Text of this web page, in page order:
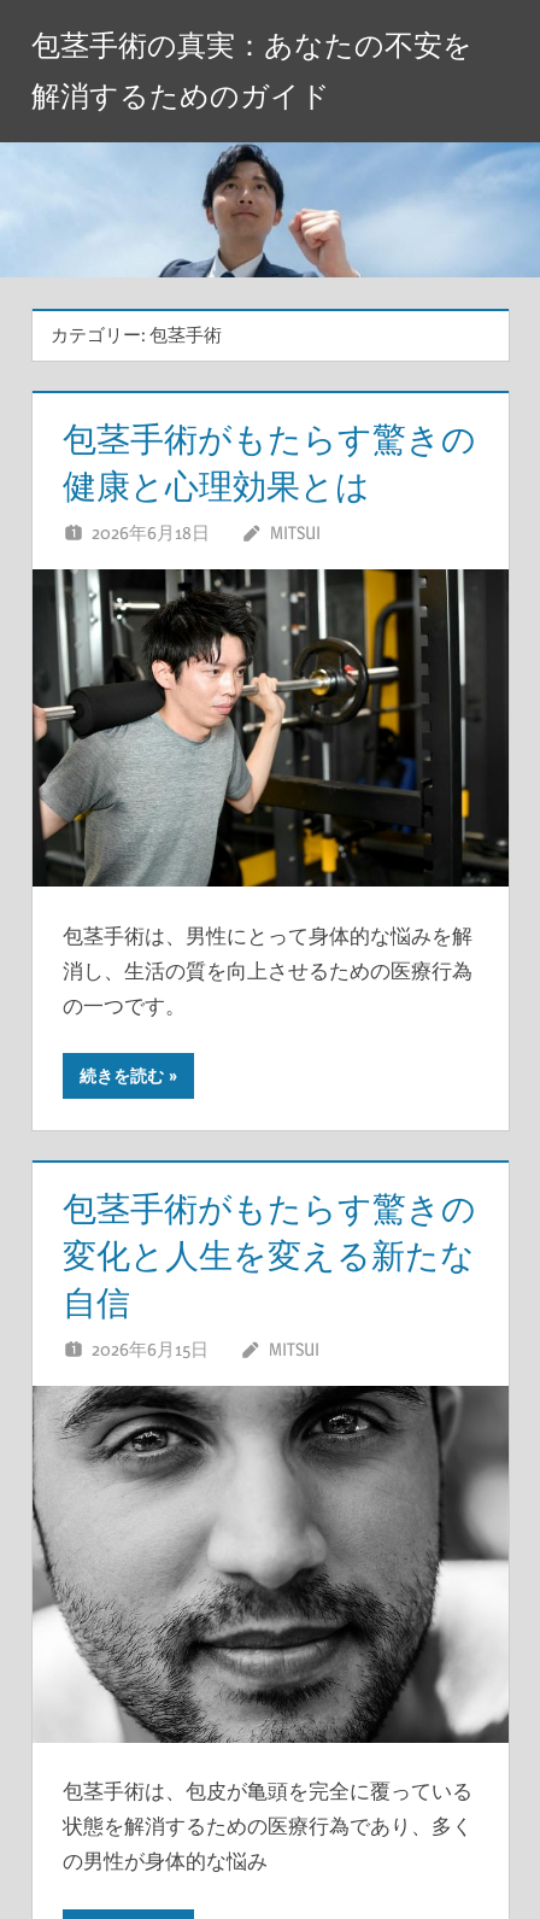
包茎手術の真実：あなたの不安を
解消するためのガイド
カテゴリー: 包茎手術
包茎手術がもたらす驚きの
健康と心理効果とは
2026年6月18日 MITSUI
包茎手術は、男性にとって身体的な悩みを解
消し、生活の質を向上させるための医療行為
の一つです。
続きを読む
包茎手術がもたらす驚きの
変化と人生を変える新たな
自信
2026年6月15日 MITSUI
包茎手術は、包皮が亀頭を完全に覆っている
状態を解消するための医療行為であり、多く
の男性が身体的な悩み